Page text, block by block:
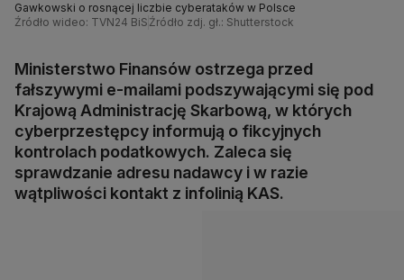
Gawkowski o rosnącej liczbie cyberataków w Polsce
Źródło wideo: TVN24 BiS Źródło zdj. gł.: Shutterstock
Ministerstwo Finansów ostrzega przed
fałszywymi e-mailami podszywającymi się pod
Krajową Administrację Skarbową, w których
cyberprzestępcy informują o fikcyjnych
kontrolach podatkowych. Zaleca się
sprawdzanie adresu nadawcy i w razie
wątpliwości kontakt z infolinią KAS.